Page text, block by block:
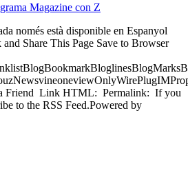
Magazine con Z
només està disponible en Espanyol
Share This Page Save to Browser
Friend Link HTML: Permalink: If you
to the RSS Feed.Powered by